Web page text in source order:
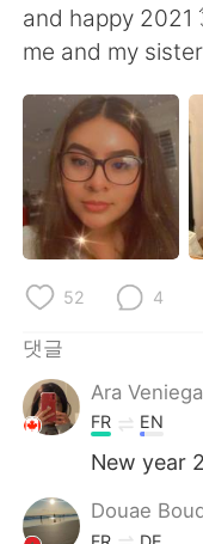
English
繁體中文
العربية
Deutsch
Русский
Türkçe
and happy 2021
me and my
52 4
댓글
Ara
FR EN
New year
Douae